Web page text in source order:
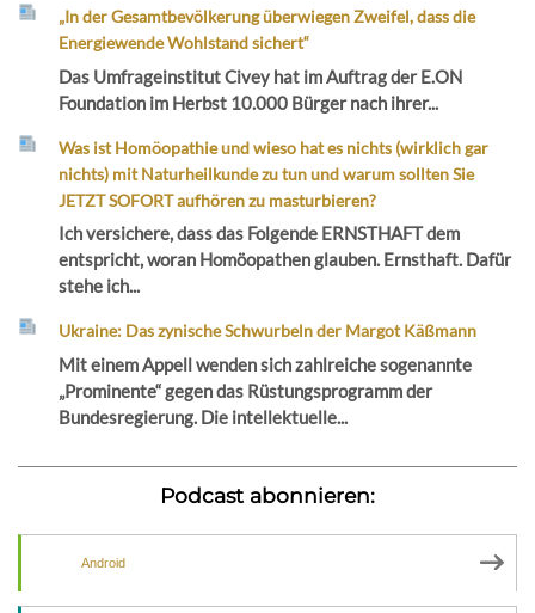
„In der Gesamtbevölkerung überwiegen Zweifel, dass die
Energiewende Wohlstand sichert“
Das Umfrageinstitut Civey hat im Auftrag der E.ON
Foundation im Herbst 10.000 Bürger nach ihrer...
Was ist Homöopathie und wieso hat es nichts (wirklich gar
nichts) mit Naturheilkunde zu tun und warum sollten Sie
JETZT SOFORT aufhören zu masturbieren?
Ich versichere, dass das Folgende ERNSTHAFT dem
entspricht, woran Homöopathen glauben. Ernsthaft. Dafür
stehe ich...
Ukraine: Das zynische Schwurbeln der Margot Käßmann
Mit einem Appell wenden sich zahlreiche sogenannte
„Prominente“ gegen das Rüstungsprogramm der
Bundesregierung. Die intellektuelle...
Podcast abonnieren:
Android